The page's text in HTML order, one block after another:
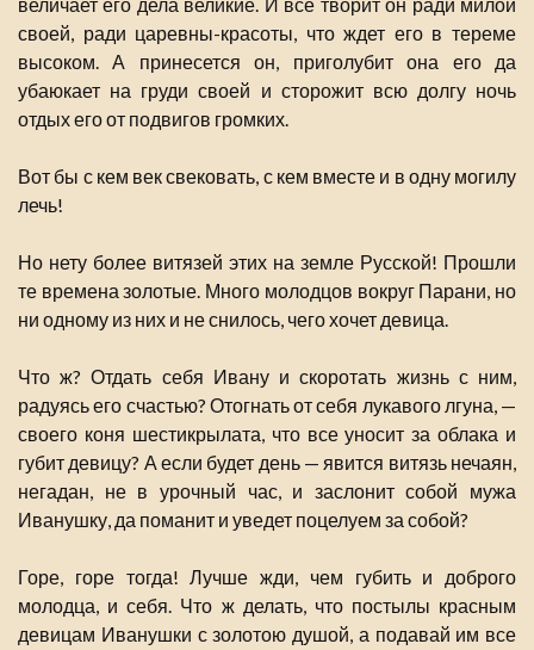
величает его дела великие. И все творит он ради милой
своей, ради царевны-красоты, что ждет его в тереме
высоком. А принесется он, приголубит она его да
убаюкает на груди своей и сторожит всю долгу ночь
отдых его от подвигов громких.
Вот бы с кем век свековать, с кем вместе и в одну могилу
лечь!
Но нету более витязей этих на земле Русской! Прошли
те времена золотые. Много молодцов вокруг Парани, но
ни одному из них и не снилось, чего хочет девица.
Что ж? Отдать себя Ивану и скоротать жизнь с ним,
радуясь его счастью? Отогнать от себя лукавого лгуна, —
своего коня шестикрылата, что все уносит за облака и
губит девицу? А если будет день — явится витязь нечаян,
негадан, не в урочный час, и заслонит собой мужа
Иванушку, да поманит и уведет поцелуем за собой?
Горе, горе тогда! Лучше жди, чем губить и доброго
молодца, и себя. Что ж делать, что постылы красным
девицам Иванушки с золотою душой, а подавай им все